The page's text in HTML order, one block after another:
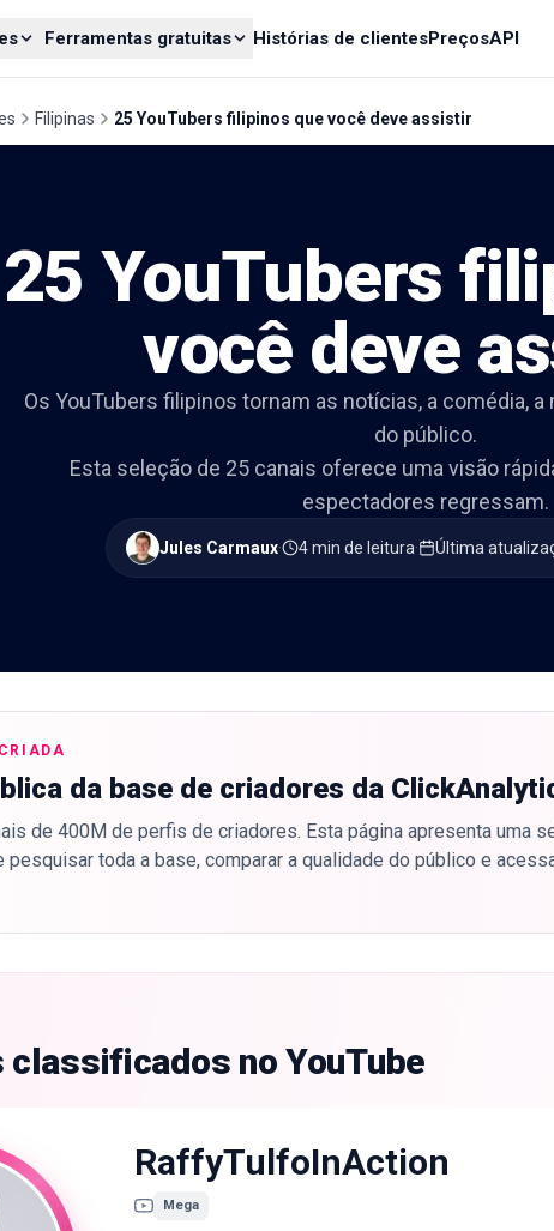
Ferramentas gratuitas Histórias de clientesPreçosAPI
Filipinas 25 YouTubers filipinos que você deve assistir
25 YouTubers
você deve
Os YouTubers filipinos tornam as notícias, a comédia,
do público.
Esta seleção de 25 canais oferece uma visão
espectadores regressam.
Jules Carmaux· 4 min de leitura· Última
da base de criadores da
de 400M de perfis de criadores. Esta página apresenta uma
pesquisar toda a base, comparar a qualidade do público e
classificados no YouTube
RaffyTulfoInAction
Mega